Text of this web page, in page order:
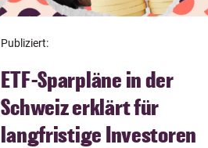
Publiziert:
ETF-Sparpläne in der
Schweiz erklärt für
langfristige Investoren